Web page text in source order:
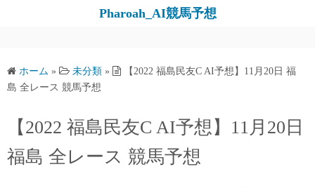
ツ
ッ
Pharoah_AI競馬予想
ホーム » 未分類 »
【2022 福島民友C AI予想】11月20日 福
島 全レース 競馬予想
【2022 福島民友C AI予想】11月20日
福島 全レース 競馬予想